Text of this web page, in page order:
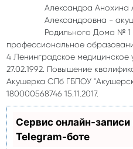
Александра Анохина
Александровна -
Родильного Дома № 1
профессиональное
4 Ленинградское
27.02.1992. Повышение
Акушерка СПб ГБПОУ
180000568746 15.11.2017.
Сервис онлайн-записи
Telegram-боте